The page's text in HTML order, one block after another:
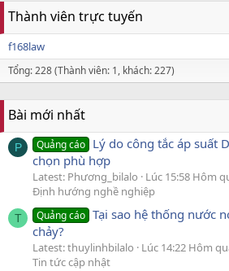
Thành viên trực tuyến
f168law
Tổng: 228 (Thành viên: 1, khách: 227)
Bài mới nhất
P Quảng cáo Lý do công tắc áp suất
chọn phù hợp
Latest: Phương_bilalo
Lúc 15:58 Hôm
Định hướng nghề nghiệp
T Quảng cáo Tại sao hệ thống nước
chảy?
Latest: thuylinhbilalo
Lúc 14:22 Hôm
Tin tức cập nhật